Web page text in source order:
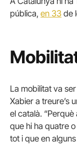
pública, en 33 de
La mobilitat va
Xabier a treure’s
el català.
que hi ha quatre
tot i que en